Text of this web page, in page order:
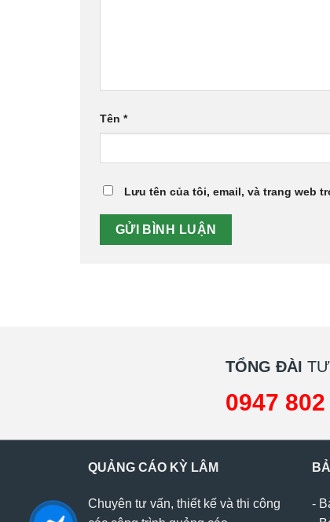
Tên *
Lưu tên của tôi, email, và trang web
TỔNG ĐÀI
0947
QUẢNG CÁO KỲ LÂM
Chuyên tư vấn, thiết kế và thi công
-